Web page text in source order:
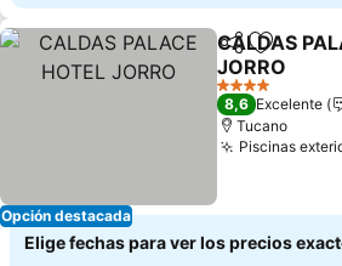
Opción destacada
CompartirAgregar
CALDAS
JORRO
4 Estrellas
8,6 Excelente
Tucano
Piscinas
Elige fechas para ver los precios